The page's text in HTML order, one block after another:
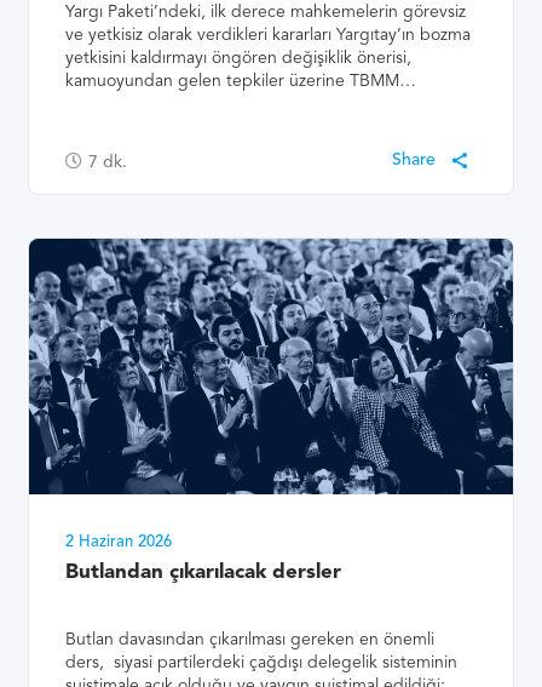
Yargı Paketi’ndeki, ilk derece mahkemelerin görevsiz
ve yetkisiz olarak verdikleri kararları Yargıtay’ın bozma
yetkisini kaldırmayı öngören değişiklik önerisi,
kamuoyundan gelen tepkiler üzerine TBMM…
7 dk.
2 Haziran 2026
Butlandan çıkarılacak dersler
Butlan davasından çıkarılması gereken en önemli
ders, siyasi partilerdeki çağdışı delegelik sisteminin